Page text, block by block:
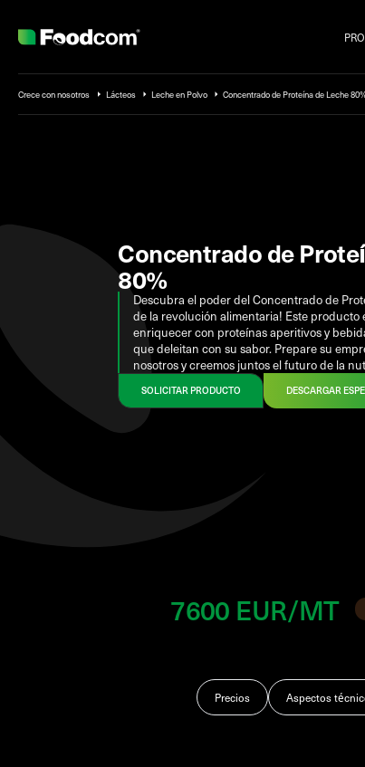
Crece con nosotros Lácteos Leche en Polvo Concentrado de Proteína de Leche
Concentrado de
80%
Descubra el poder del Concentrado de
de la revolución alimentaria! Este producto
enriquecer con proteínas aperitivos y
que deleitan con su sabor. Prepare su
nosotros y creemos juntos el futuro de la
SOLICITAR PRODUCTO DESCARGAR
7600 EUR/MT
Precios Aspectos